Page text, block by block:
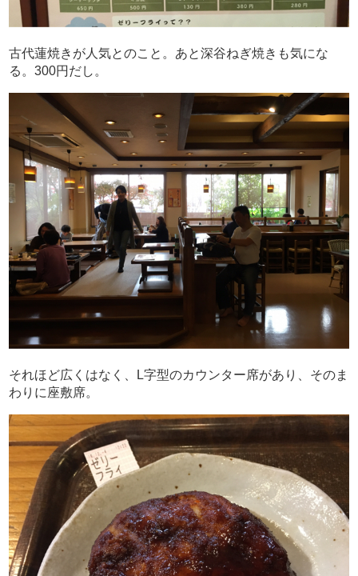
古代蓮焼きが人気とのこと。あと深谷ねぎ焼きも気にな
る。300円だし。
それほど広くはなく、L字型のカウンター席があり、そのま
わりに座敷席。